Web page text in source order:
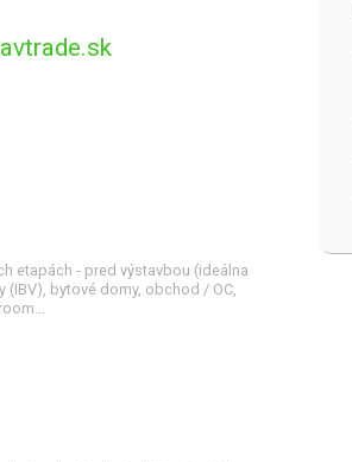
etapách - pred výstavbou (ideálna
(IBV), bytové domy, obchod / OC,